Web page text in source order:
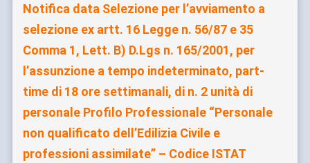
Notifica data Selezione per l’avviamento a
selezione ex artt. 16 Legge n. 56/87 e 35
Comma 1, Lett. B) D.Lgs n. 165/2001, per
l’assunzione a tempo indeterminato, part-
time di 18 ore settimanali, di n. 2 unità di
personale Profilo Professionale “Personale
non qualificato dell’Edilizia Civile e
professioni assimilate” – Codice ISTAT